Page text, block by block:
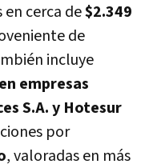
en cerca de$2.349
de
incluye
empresas
S.A. y Hotesur
por
, valoradas en más